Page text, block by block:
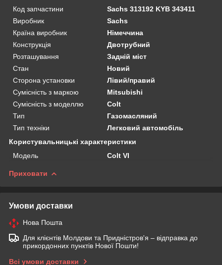
Код запчастини
Sachs 313192 KYB 343411
Виробник
Sachs
Країна виробник
Німеччина
Конструкція
Двотрубний
Розташування
Задній міст
Стан
Новий
Сторона установки
Лівий/правий
Сумісність з маркою
Mitsubishi
Сумісність з моделлю
Colt
Тип
Газомасляний
Тип техніки
Легковий автомобіль
Користувальницькі характеристики
Мoдель
Colt VI
Приховати
Умови доставки
Нова Пошта
Для клієнтів Молдови та Придністров'я – відправка до
прикордонних пунктів Нової Пошти!
Всі умови доставки